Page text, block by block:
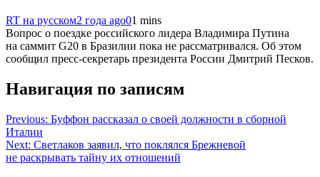
RT на русском2 года ago01 mins
Вопрос о поездке российского лидера Владимира Путина
на саммит G20 в Бразилии пока не рассматривался. Об этом
сообщил пресс-секретарь президента России Дмитрий Песков.
Навигация по записям
Previous: Буффон рассказал о своей должности в сборной
Италии
Next: Светлаков заявил, что поклялся Брежневой
не раскрывать тайну их отношений